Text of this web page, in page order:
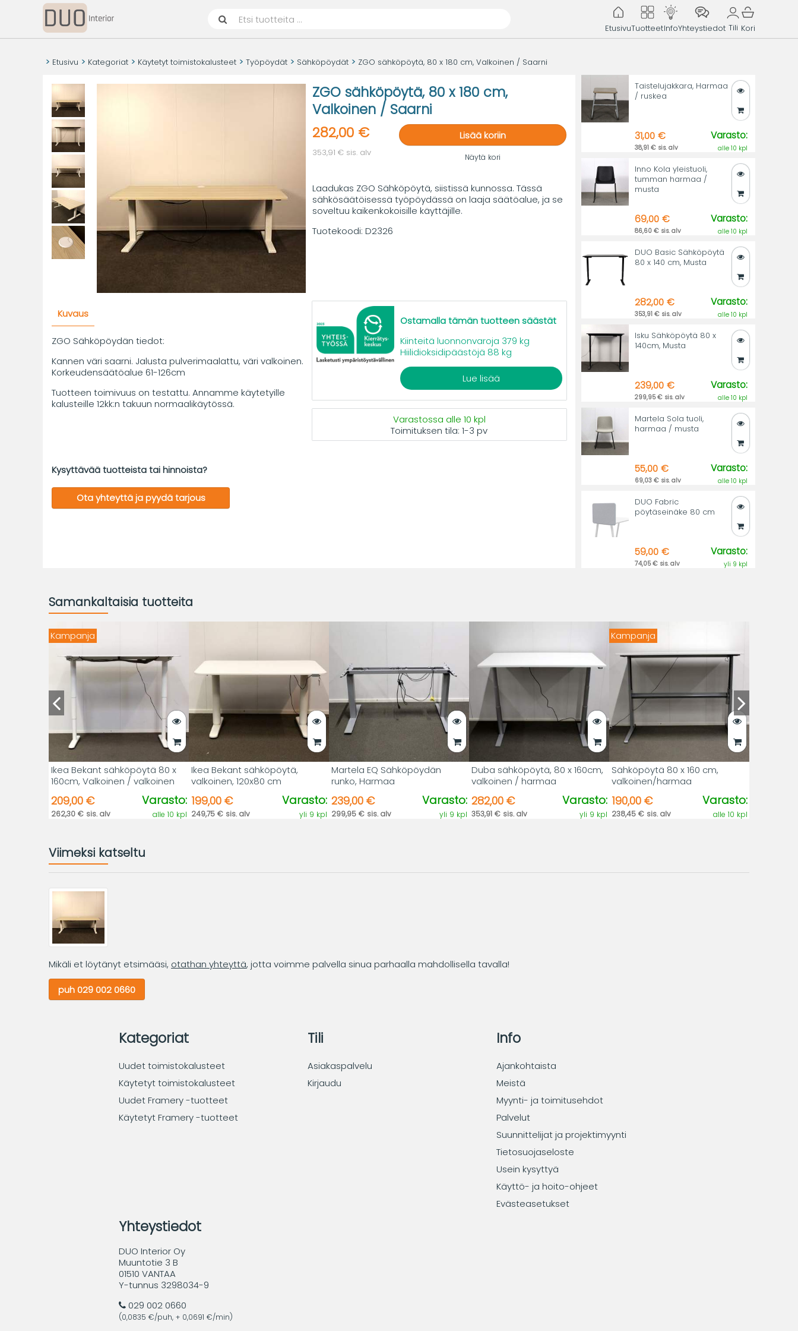
EtusivuTuotteetInfoYhteystiedot Tili Kori
Etusivu Kategoriat Käytetyt toimistokalusteet Työpöydät Sähköpöydät ZGO sähköpöytä, 80 x 180 cm, Valkoinen / Saarni
ZGO sähköpöytä, 80 x 180 cm,
Valkoinen / Saarni
282,00 €
353,91 € sis. alv
Lisää koriin
Näytä kori
Laadukas ZGO Sähköpöytä, siistissä kunnossa. Tässä
sähkösäätöisessä työpöydässä on laaja säätöalue, ja se
soveltuu kaikenkokoisille käyttäjille.
Tuotekoodi: D2326
Kuvaus
ZGO Sähköpöydän tiedot:
Kannen väri saarni. Jalusta pulverimaalattu, väri valkoinen.
Korkeudensäätöalue 61-126cm
Tuotteen toimivuus on testattu. Annamme käytetyille
kalusteille 12kk:n takuun normaalikäytössä.
Ostamalla tämän tuotteen säästät
Kiinteitä luonnonvaroja 379 kg
Hiilidioksidipäästöjä 88 kg
Lue lisää
Varastossa alle 10 kpl
Toimituksen tila:1-3 pv
Kysyttävää tuotteista tai hinnoista?
Ota yhteyttä ja pyydä tarjous
Taistelujakkara, Harmaa
/ ruskea
31,00 €
38,91 € sis. alv
Varasto:
alle 10 kpl
Inno Kola yleistuoli,
tumman harmaa /
musta
69,00 €
86,60 € sis. alv
Varasto:
alle 10 kpl
DUO Basic Sähköpöytä
80 x 140 cm, Musta
282,00 €
353,91 € sis. alv
Varasto:
alle 10 kpl
Isku Sähköpöytä 80 x
140cm, Musta
239,00 €
299,95 € sis. alv
Varasto:
alle 10 kpl
Martela Sola tuoli,
harmaa / musta
55,00 €
69,03 € sis. alv
Varasto:
alle 10 kpl
DUO Fabric
pöytäseinäke 80 cm
59,00 €
74,05 € sis. alv
Varasto:
yli 9 kpl
Samankaltaisia tuotteita
Kampanja
Ikea Bekant sähköpöytä 80 x
160cm, Valkoinen / valkoinen
209,00 €
262,30 € sis. alv
Varasto:
alle 10 kpl
Ikea Bekant sähköpöytä,
valkoinen, 120x80 cm
199,00 €
249,75 € sis. alv
Varasto:
yli 9 kpl
Martela EQ Sähköpöydän
runko, Harmaa
239,00 €
299,95 € sis. alv
Varasto:
yli 9 kpl
Duba sähköpöytä, 80 x 160cm,
valkoinen / harmaa
282,00 €
353,91 € sis. alv
Varasto:
yli 9 kpl
Kampanja
Sähköpöytä 80 x 160 cm,
valkoinen/harmaa
190,00 €
238,45 € sis. alv
Varasto:
alle 10 kpl
Viimeksi katseltu
Mikäli et löytänyt etsimääsi, otathan yhteyttä, jotta voimme palvella sinua parhaalla mahdollisella tavalla!
puh 029 002 0660
Kategoriat
Uudet toimistokalusteet
Käytetyt toimistokalusteet
Uudet Framery -tuotteet
Käytetyt Framery -tuotteet
Tili
Asiakaspalvelu
Kirjaudu
Info
Ajankohtaista
Meistä
Myynti- ja toimitusehdot
Palvelut
Suunnittelijat ja projektimyynti
Tietosuojaseloste
Usein kysyttyä
Käyttö- ja hoito-ohjeet
Evästeasetukset
Yhteystiedot
DUO Interior Oy
Muuntotie 3 B
01510 VANTAA
Y-tunnus 3298034-9
029 002 0660
(0,0835 €/puh, + 0,0691 €/min)